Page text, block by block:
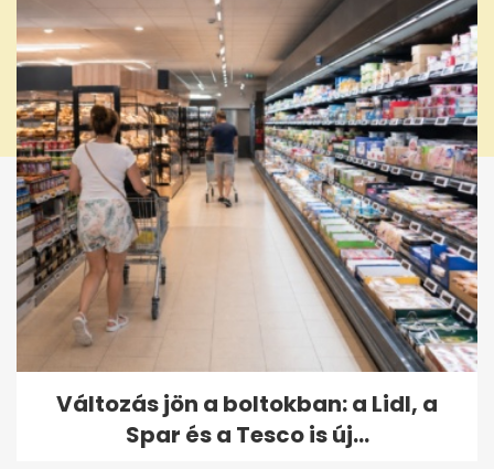
Változás jön a boltokban: a Lidl, a
Spar és a Tesco is új...